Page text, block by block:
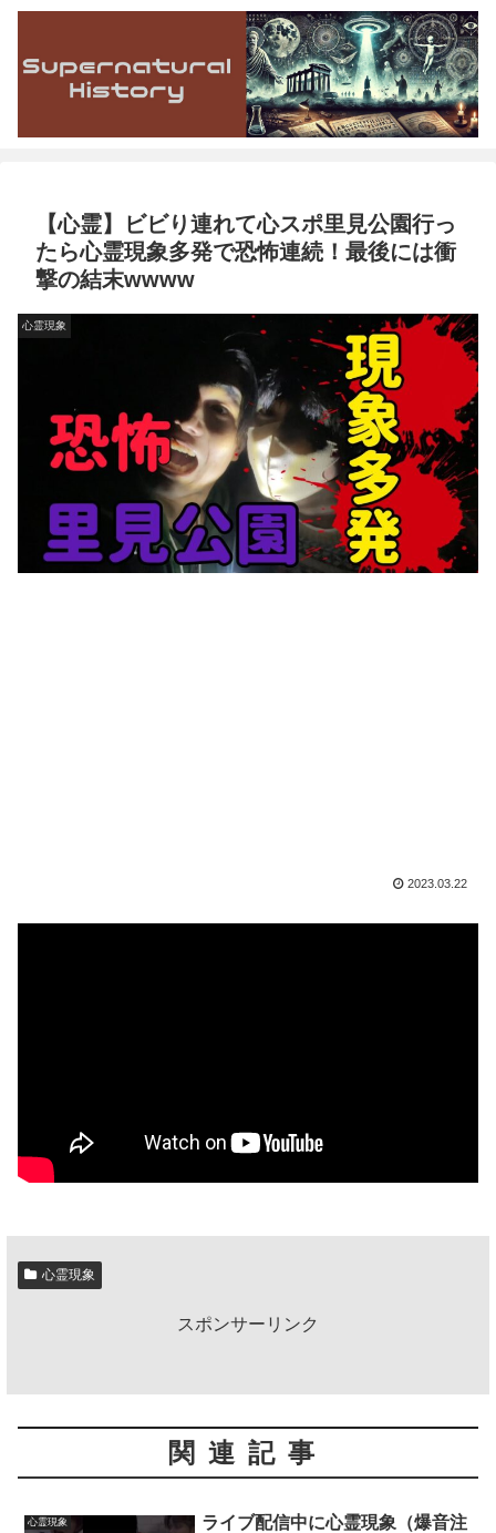
【心霊】ビビり連れて心スポ里見公園行っ
たら心霊現象多発で恐怖連続！最後には衝
撃の結末wwww
心霊現象
2023.03.22
心霊現象
スポンサーリンク
関連記事
心霊現象
ライブ配信中に心霊現象（爆音注